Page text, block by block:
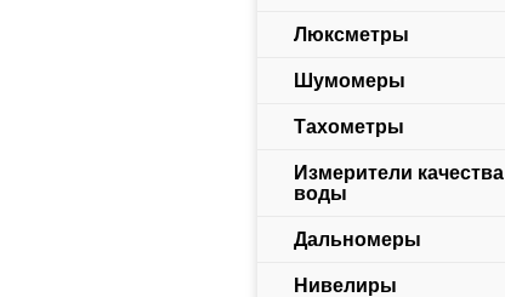
Люксметры
Шумомеры
Тахометры
Измерители качества
воды
Дальномеры
Нивелиры